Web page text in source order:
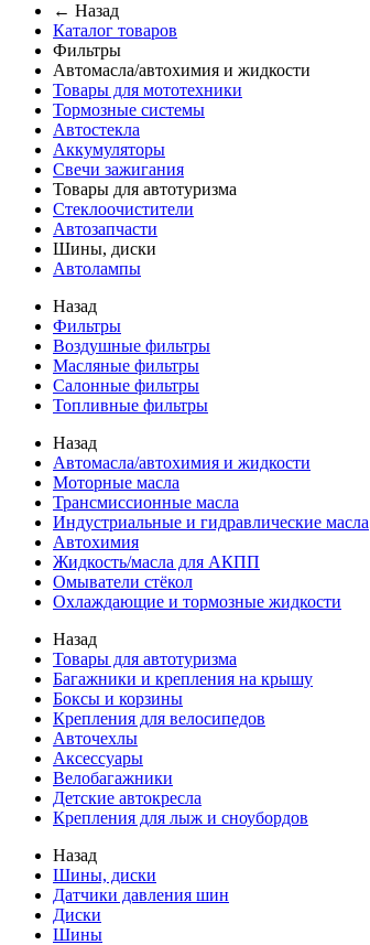
← Назад
Каталог товаров
Фильтры
Автомасла/автохимия и жидкости
Товары для мототехники
Тормозные системы
Автостекла
Аккумуляторы
Свечи зажигания
Товары для автотуризма
Стеклоочистители
Автозапчасти
Шины, диски
Автолампы
Назад
Фильтры
Воздушные фильтры
Масляные фильтры
Салонные фильтры
Топливные фильтры
Назад
Автомасла/автохимия и жидкости
Моторные масла
Трансмиссионные масла
Индустриальные и гидравлические масла
Автохимия
Жидкость/масла для АКПП
Омыватели стёкол
Охлаждающие и тормозные жидкости
Назад
Товары для автотуризма
Багажники и крепления на крышу
Боксы и корзины
Крепления для велосипедов
Авточехлы
Аксессуары
Велобагажники
Детские автокресла
Крепления для лыж и сноубордов
Назад
Шины, диски
Датчики давления шин
Диски
Шины